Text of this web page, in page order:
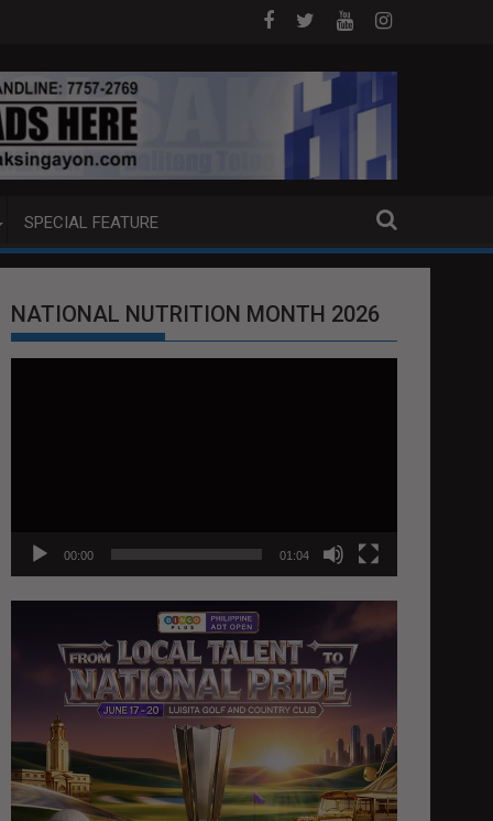
ANG EXTRADITION REQUEST NG U.S. LABAN KAY QUIBOLOY
MAHIGIT P21-M HALAGANG SMUGGLED
SPECIAL FEATURE
NATIONAL NUTRITION MONTH 2026
00:00 01:04